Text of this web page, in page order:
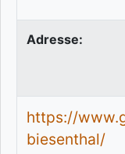
Adresse:
https://
biesenthal/